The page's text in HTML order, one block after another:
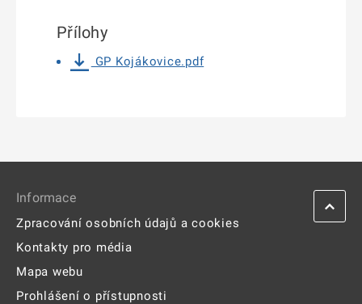
Přílohy
GP Kojákovice.pdf
Informace
Zpracování osobních údajů a cookies
Kontakty pro média
Mapa webu
Prohlášení o přístupnosti